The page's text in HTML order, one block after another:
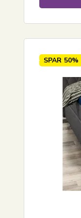
SPAR 50%